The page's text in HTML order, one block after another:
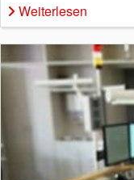
Weiterlesen